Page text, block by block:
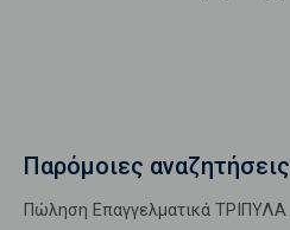
Παρόμοιες αναζητήσεις
Πώληση Επαγγελματικά ΤΡΙΠΥΛΑ